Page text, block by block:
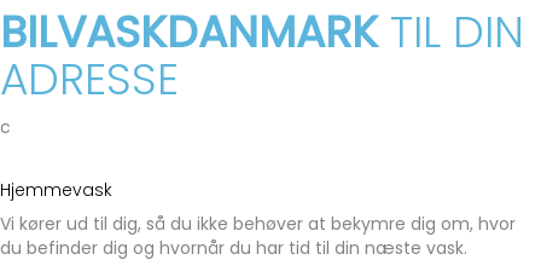
BILVASKDANMARKTIL DIN
ADRESSE
c
Hjemmevask
Vi kører ud til dig, så du ikke behøver at bekymre dig om, hvor
du befinder dig og hvornår du har tid til din næste vask.